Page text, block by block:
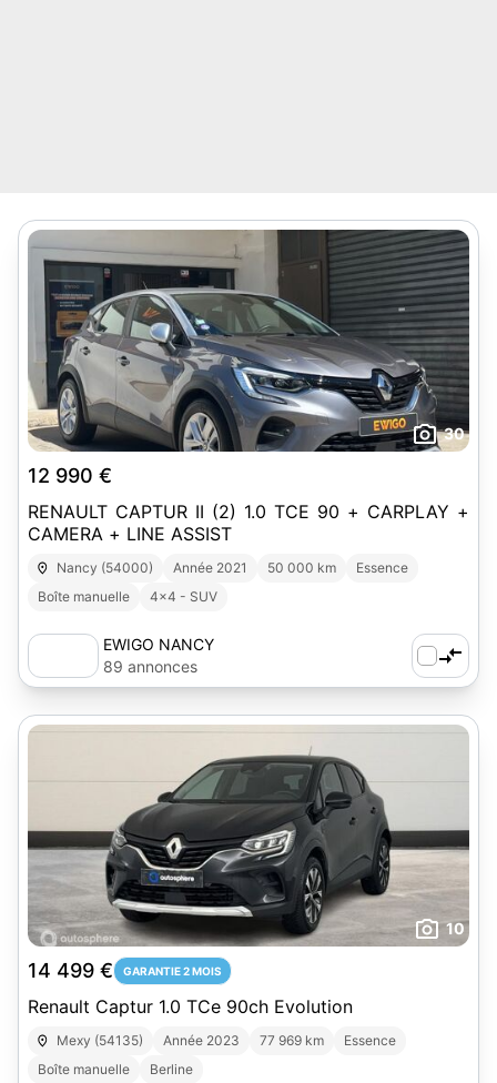
30
12 990 €
RENAULT CAPTUR II (2) 1.0 TCE 90 + CARPLAY +
CAMERA + LINE ASSIST
Nancy (54000) Année 2021 50 000 km
Essence
Boîte manuelle
4x4 - SUV
EWIGO NANCY
89 annonces
10
14 499 € GARANTIE 2 MOIS
Renault Captur 1.0 TCe 90ch Evolution
Mexy (54135) Année 2023 77 969 km
Essence
Boîte manuelle
Berline